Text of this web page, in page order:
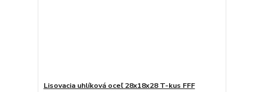
Lisovacia uhlíková oceľ 28x18x28 T-kus FFF